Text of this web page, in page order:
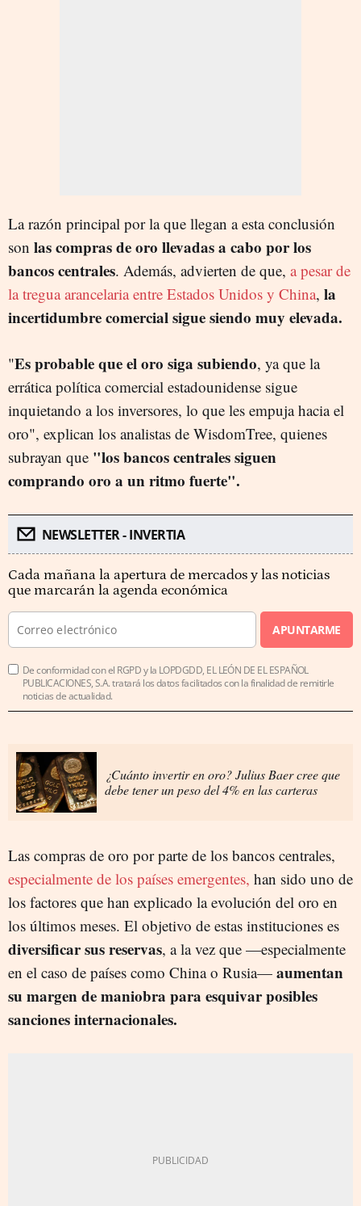
La razón principal por la que llegan a esta conclusión
son las compras de oro llevadas a cabo por los
bancos centrales. Además, advierten de que, a pesar de
la tregua arancelaria entre Estados Unidos y China, la
incertidumbre comercial sigue siendo muy elevada.
"Es probable que el oro siga subiendo, ya que la
errática política comercial estadounidense sigue
inquietando a los inversores, lo que les empuja hacia el
oro", explican los analistas de WisdomTree, quienes
subrayan que "los bancos centrales siguen
comprando oro a un ritmo fuerte".
NEWSLETTER - INVERTIA
Cada mañana la apertura de mercados y las noticias
que marcarán la agenda económica
APUNTARME
De conformidad con el RGPD y la LOPDGDD, EL LEÓN DE EL ESPAÑOL
PUBLICACIONES, S.A. tratará los datos facilitados con la finalidad de remitirle
noticias de actualidad.
¿Cuánto invertir en oro? Julius Baer cree que
debe tener un peso del 4% en las carteras
Las compras de oro por parte de los bancos centrales,
especialmente de los países emergentes, han sido uno de
los factores que han explicado la evolución del oro en
los últimos meses. El objetivo de estas instituciones es
diversificar sus reservas, a la vez que —especialmente
en el caso de países como China o Rusia— aumentan
su margen de maniobra para esquivar posibles
sanciones internacionales.